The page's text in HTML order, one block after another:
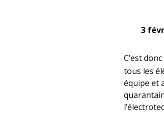
3
C’est
tous les
équipe et